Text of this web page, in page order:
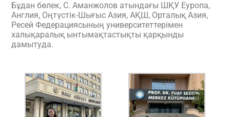
Бұдан бөлек, С. Аманжолов атындағы ШҚУ Еуропа,
Англия, Оңтүстік-Шығыс Азия, АҚШ, Орталық Азия,
Ресей Федерациясының университеттерімен
халықаралық ынтымақтастықты қарқынды
дамытуда.